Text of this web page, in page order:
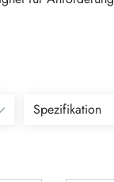
Spezifikation